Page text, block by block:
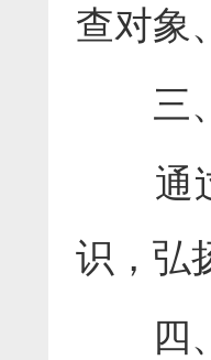
查对象
三
通
识， 弘
四